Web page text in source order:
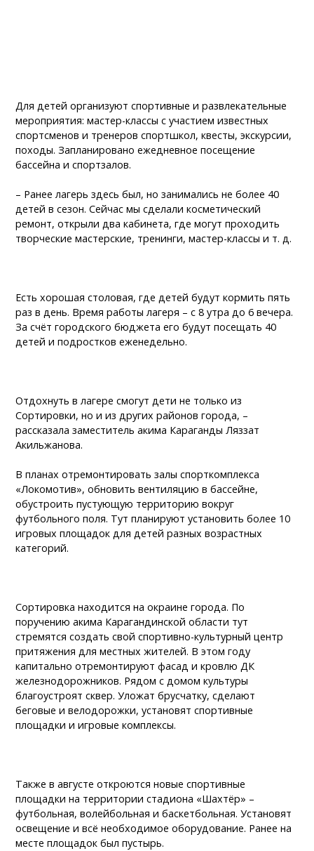
Для детей организуют спортивные и развлекательные
мероприятия: мастер-классы с участием известных
спортсменов и тренеров спортшкол, квесты, экскурсии,
походы. Запланировано ежедневное посещение
бассейна и спортзалов.
– Ранее лагерь здесь был, но занимались не более 40
детей в сезон. Сейчас мы сделали косметический
ремонт, открыли два кабинета, где могут проходить
творческие мастерские, тренинги, мастер-классы и т. д.
Есть хорошая столовая, где детей будут кормить пять
раз в день. Время работы лагеря – с 8 утра до 6 вечера.
За счёт городского бюджета его будут посещать 40
детей и подростков еженедельно.
Отдохнуть в лагере смогут дети не только из
Сортировки, но и из других районов города, –
рассказала заместитель акима Караганды Ляззат
Акильжанова.
В планах отремонтировать залы спорткомплекса
«Локомотив», обновить вентиляцию в бассейне,
обустроить пустующую территорию вокруг
футбольного поля. Тут планируют установить более 10
игровых площадок для детей разных возрастных
категорий.
Сортировка находится на окраине города. По
поручению акима Карагандинской области тут
стремятся создать свой спортивно-культурный центр
притяжения для местных жителей. В этом году
капитально отремонтируют фасад и кровлю ДК
железнодорожников. Рядом с домом культуры
благоустроят сквер. Уложат брусчатку, сделают
беговые и велодорожки, установят спортивные
площадки и игровые комплексы.
Также в августе откроются новые спортивные
площадки на территории стадиона «Шахтёр» –
футбольная, волейбольная и баскетбольная. Установят
освещение и всё необходимое оборудование. Ранее на
месте площадок был пустырь.